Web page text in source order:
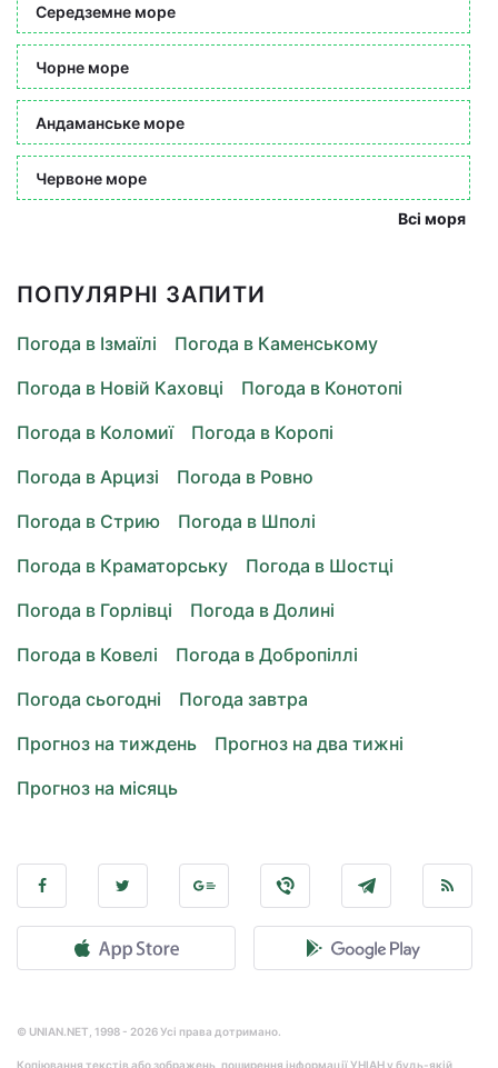
Середземне море
Чорне море
Андаманське море
Червоне море
Всі моря
ПОПУЛЯРНІ ЗАПИТИ
Погода в Ізмаїлі
Погода в Каменському
Погода в Новій Каховці
Погода в Конотопі
Погода в Коломиї
Погода в Коропі
Погода в Арцизі
Погода в Ровно
Погода в Стрию
Погода в Шполі
Погода в Краматорську
Погода в Шостці
Погода в Горлівці
Погода в Долині
Погода в Ковелі
Погода в Добропіллі
Погода сьогодні
Погода завтра
Прогноз на тиждень
Прогноз на два тижні
Прогноз на місяць
© UNIAN.NET, 1998 - 2026 Усі права дотримано.
Копіювання текстів або зображень, поширення інформації УНІАН у будь-якій